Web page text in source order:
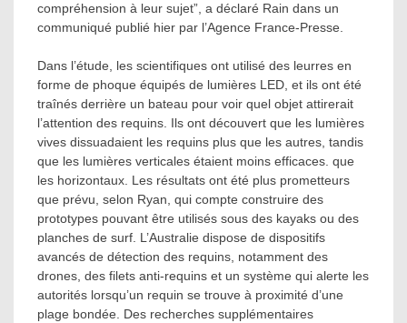
compréhension à leur sujet”, a déclaré Rain dans un
communiqué publié hier par l’Agence France-Presse.
Dans l’étude, les scientifiques ont utilisé des leurres en
forme de phoque équipés de lumières LED, et ils ont été
traînés derrière un bateau pour voir quel objet attirerait
l’attention des requins. Ils ont découvert que les lumières
vives dissuadaient les requins plus que les autres, tandis
que les lumières verticales étaient moins efficaces. que
les horizontaux. Les résultats ont été plus prometteurs
que prévu, selon Ryan, qui compte construire des
prototypes pouvant être utilisés sous des kayaks ou des
planches de surf. L’Australie dispose de dispositifs
avancés de détection des requins, notamment des
drones, des filets anti-requins et un système qui alerte les
autorités lorsqu’un requin se trouve à proximité d’une
plage bondée. Des recherches supplémentaires